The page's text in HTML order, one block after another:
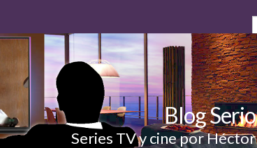
Blog
Series TV y cine por